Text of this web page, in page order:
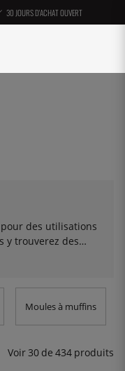
30 JOURS D'ACHAT OUVERT
des utilisations
y trouverez des
en silicone,
cela pour vous
Moules à muffins
Voir 30 de 434 produits